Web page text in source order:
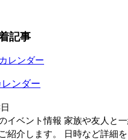
記事
ンダー
イベント情報 家族や友人と
紹介します。 日時など詳細